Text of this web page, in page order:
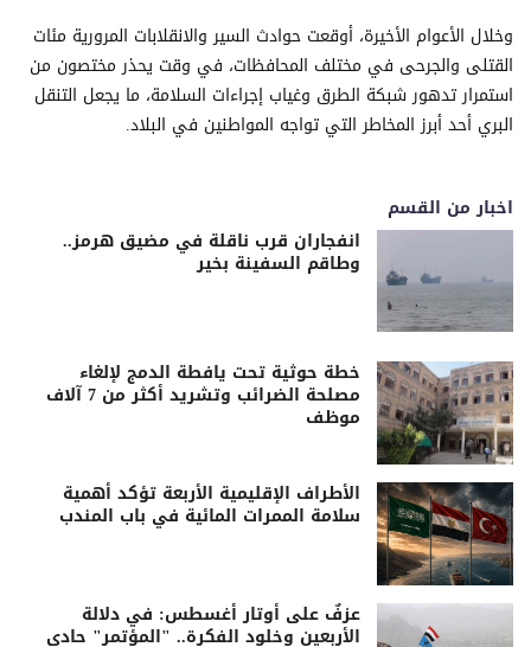
وخلال الأعوام الأخيرة، أوقعت حوادث السير والانقلابات المرورية مئات
القتلى والجرحى في مختلف المحافظات، في وقت يحذر مختصون من
استمرار تدهور شبكة الطرق وغياب إجراءات السلامة، ما يجعل التنقل
البري أحد أبرز المخاطر التي تواجه المواطنين في البلاد.
اخبار من القسم
انفجاران قرب ناقلة في مضيق هرمز..
وطاقم السفينة بخير
خطة حوثية تحت يافطة الدمج لإلغاء
مصلحة الضرائب وتشريد أكثر من 7 آلاف
موظف
الأطراف الإقليمية الأربعة تؤكد أهمية
سلامة الممرات المائية في باب المندب
عزفٌ على أوتار أغسطس: في دلالة
الأربعين وخلود الفكرة.. "المؤتمر" حادي